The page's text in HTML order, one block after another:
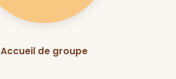
Accueil de groupe